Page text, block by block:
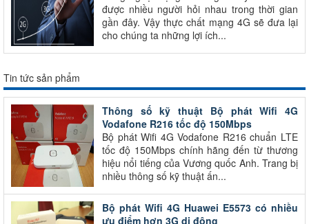
được nhiều người hỏi nhau trong thời gian
gần đây. Vậy thực chất mạng 4G sẽ đưa lại
cho chúng ta những lợi ích...
Tin tức sản phẩm
Thông số kỹ thuật Bộ phát Wifi 4G
Vodafone R216 tốc độ 150Mbps
Bộ phát Wifi 4G Vodafone R216 chuẩn LTE
tốc độ 150Mbps chính hãng đến từ thương
hiệu nổi tiếng của Vương quốc Anh. Trang bị
nhiều thông số kỹ thuật ấn...
Bộ phát Wifi 4G Huawei E5573 có nhiều
ưu điểm hơn 3G di động